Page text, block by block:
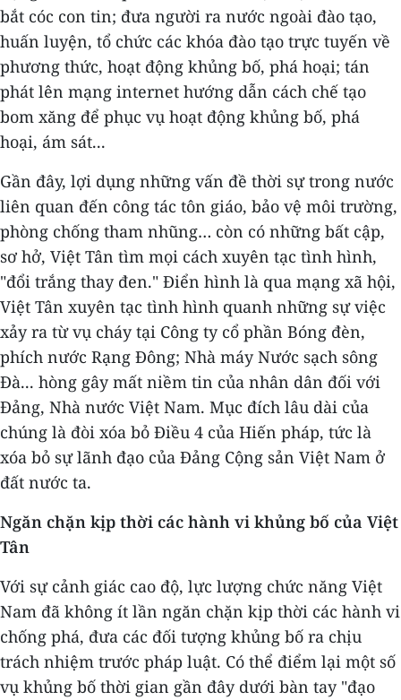
bắt cóc con tin; đưa người ra nước ngoài đào tạo,
huấn luyện, tổ chức các khóa đào tạo trực tuyến về
phương thức, hoạt động khủng bố, phá hoại; tán
phát lên mạng internet hướng dẫn cách chế tạo
bom xăng để phục vụ hoạt động khủng bố, phá
hoại, ám sát...
Gần đây, lợi dụng những vấn đề thời sự trong nước
liên quan đến công tác tôn giáo, bảo vệ môi trường,
phòng chống tham nhũng… còn có những bất cập,
sơ hở, Việt Tân tìm mọi cách xuyên tạc tình hình,
"đổi trắng thay đen." Điển hình là qua mạng xã hội,
Việt Tân xuyên tạc tình hình quanh những sự việc
xảy ra từ vụ cháy tại Công ty cổ phần Bóng đèn,
phích nước Rạng Đông; Nhà máy Nước sạch sông
Đà... hòng gây mất niềm tin của nhân dân đối với
Đảng, Nhà nước Việt Nam. Mục đích lâu dài của
chúng là đòi xóa bỏ Điều 4 của Hiến pháp, tức là
xóa bỏ sự lãnh đạo của Đảng Cộng sản Việt Nam ở
đất nước ta.
Ngăn chặn kịp thời các hành vi khủng bố của Việt
Tân
Với sự cảnh giác cao độ, lực lượng chức năng Việt
Nam đã không ít lần ngăn chặn kịp thời các hành vi
chống phá, đưa các đối tượng khủng bố ra chịu
trách nhiệm trước pháp luật. Có thể điểm lại một số
vụ khủng bố thời gian gần đây dưới bàn tay "đạo